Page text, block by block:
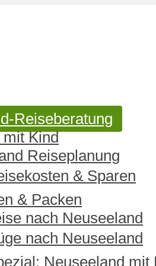
Reiseberatung
mit Kind
Reiseplanung
& Sparen
& Packen
nach Neuseeland
nach Neuseeland
Neuseeland mit